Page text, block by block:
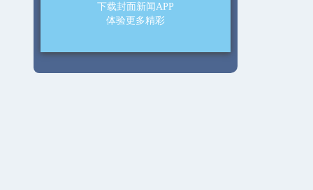
下载封面新闻APP
体验更多精彩